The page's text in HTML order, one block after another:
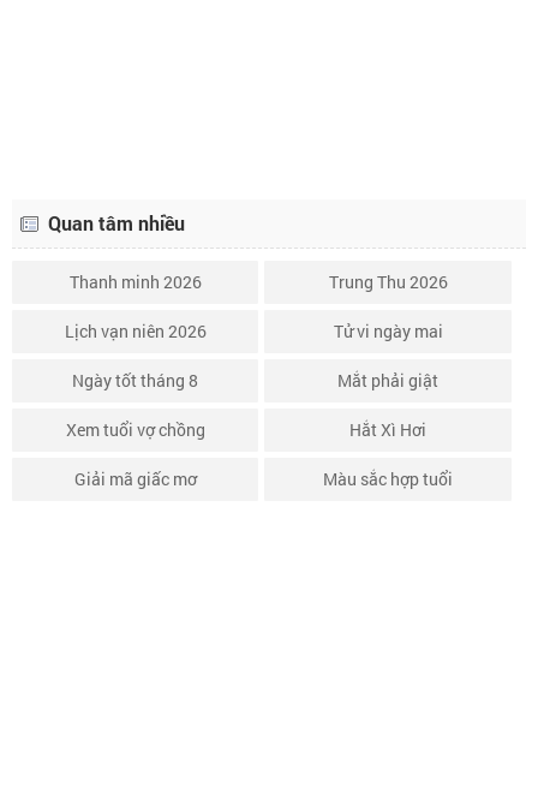
Quan tâm nhiều
Thanh minh 2026 Trung Thu 2026
Lịch vạn niên 2026 Tử vi ngày mai
Ngày tốt tháng 8 Mắt phải giật
Xem tuổi vợ chồng Hắt Xì Hơi
Giải mã giấc mơ Màu sắc hợp tuổi